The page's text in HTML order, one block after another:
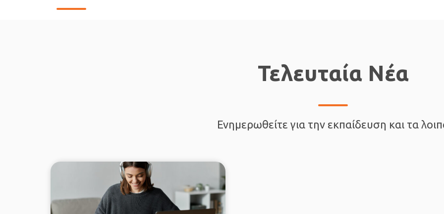
Τελευταία Νέα
Ενημερωθείτε για την εκπαίδευση και τα